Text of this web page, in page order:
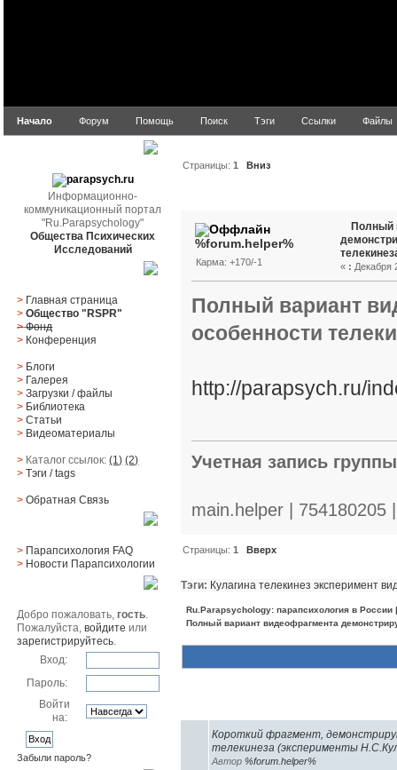
Начало Форум Помощь Поиск Тэги Ссылки Файлы
Информационно-
коммуникационный портал
"Ru.Parapsychology"
Общества Психических
Исследований
> Главная страница
> Общество "RSPR"
> Фонд
> Конференция
> Блоги
> Галерея
> Загрузки/файлы
> Библиотека
> Статьи
> Видеоматериалы
> Каталог ссылок:(1) (2)
> Тэги/ tags
> Обратная Cвязь
> Парапсихология FAQ
> Новости Парапсихологии
Добро пожаловать,гость.
Пожалуйста,войдите или
зарегистрируйтесь.
Вход:
Пароль:
Войти
на:
Забыли пароль?
Страницы:1 Вниз
(эксперименты Н.С.Кул (Прочитано
%forum.helper%
Карма: +170/-1
Полный
« : Декабря
Полный вариант
особенности
http://parapsych.ru/
Учетная запись
main.helper |
Страницы:1 Вверх
Тэги: Кулагина телекинез эксперимент
Ru.Parapsychology: парапсихология в
Полный вариант видеофрагмента
Короткий фрагмент,
телекинеза (эксперименты
Автор %forum.helper%